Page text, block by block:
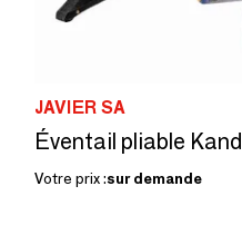
JAVIER SA
Votre prix :sur demande